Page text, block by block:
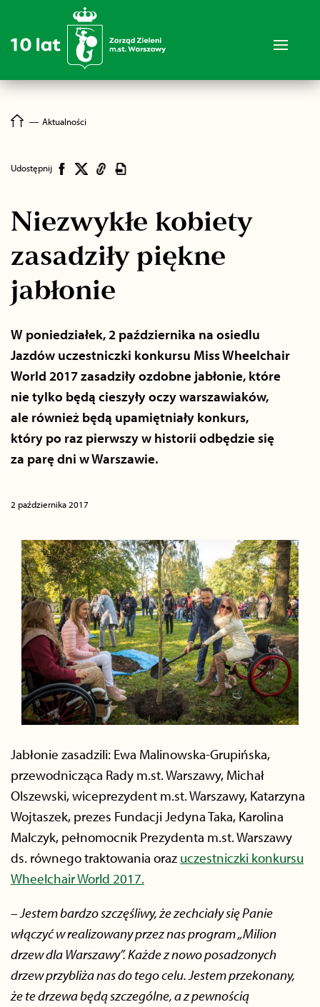
― Aktualności
Udostępnij
Niezwykłe kobiety
zasadziły piękne
jabłonie
W poniedziałek, 2 października na osiedlu
Jazdów uczestniczki konkursu Miss Wheelchair
World 2017 zasadziły ozdobne jabłonie, które
nie tylko będą cieszyły oczy warszawiaków,
ale również będą upamiętniały konkurs,
który po raz pierwszy w historii odbędzie się
za parę dni w Warszawie.
2 października 2017
Jabłonie zasadzili: Ewa Malinowska-Grupińska,
przewodnicząca Rady m.st. Warszawy, Michał
Olszewski, wiceprezydent m.st. Warszawy, Katarzyna
Wojtaszek, prezes Fundacji Jedyna Taka, Karolina
Malczyk, pełnomocnik Prezydenta m.st. Warszawy
ds. równego traktowania oraz uczestniczki konkursu
Wheelchair World 2017.
– Jestem bardzo szczęśliwy, że zechciały się Panie
włączyć w realizowany przez nas program „Milion
drzew dla Warszawy”. Każde z nowo posadzonych
drzew przybliża nas do tego celu. Jestem przekonany,
że te drzewa będą szczególne, a z pewnością